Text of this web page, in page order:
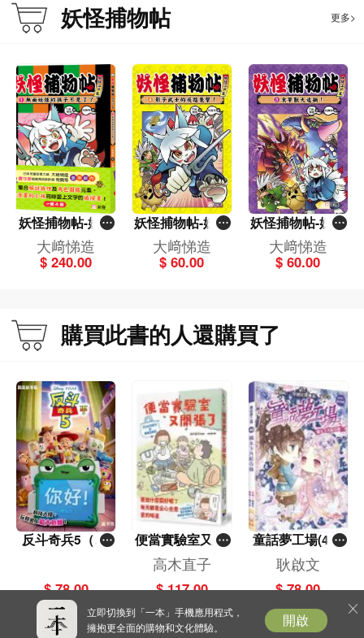
妖怪捕物帖 更多>
妖怪捕物帖-妖怪
江戶篇-套裝(一
套4冊)
大﨑悌造
$ 240.00
妖怪捕物帖-妖怪
江戶篇(4)影子武
士的夜路襲擊！
大﨑悌造
$ 60.00
妖怪捕物帖-妖怪
江戶篇（3）食夢
獸大追捕！
大﨑悌造
$ 60.00
購買此書的人還購買了
反斗奇兵5（圖
$ 78.00
便當實驗室又開
張了——日日和
特別日的菜單挑
戰記
高木直子
$ 117.00
童話夢工場(40)
——織女下凡結
奇緣
耿啟文
$ 78.00
立即切換到「一本」手機應用程式，
擁抱更全面的購物和文化體驗。
開啟